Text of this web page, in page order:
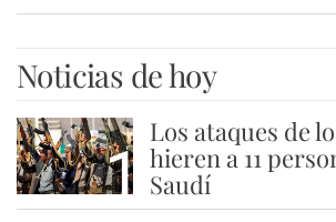
Noticias de hoy
1
Los ataques de
hieren a 11
Saudí